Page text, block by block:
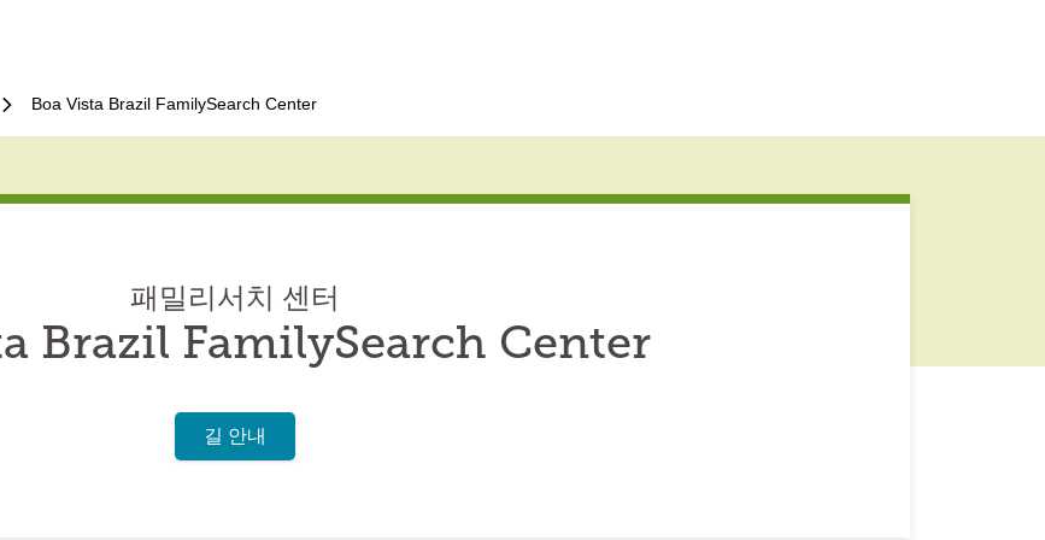
Boa Vista Brazil FamilySearch Center
패밀리서치 센터
Brazil FamilySearch Center
길 안내